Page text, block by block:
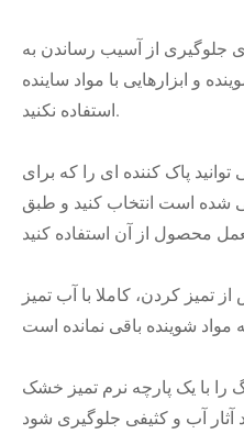
جلوگیری از آسیب رساندن به
و ابزارهایی با مواد ساینده
استفاده نکنید.
پاک کننده ای را که برای
شده است انتخاب کنید و طبق
تمیز کردن، کاملا با آب تمیز
با یک پارچه نرم تمیز خشک